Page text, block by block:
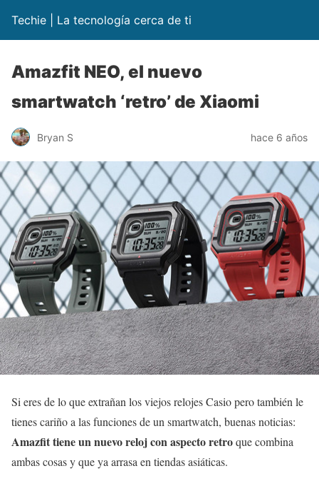
Techie | La tecnología cerca de ti
Amazfit NEO, el nuevo
smartwatch ‘retro’ de Xiaomi
Bryan S hace 6 años
Si eres de lo que extrañan los viejos relojes Casio pero también le
tienes cariño a las funciones de un smartwatch, buenas noticias:
Amazfit tiene un nuevo reloj con aspecto retroque combina
ambas cosas y que ya arrasa en tiendas asiáticas.